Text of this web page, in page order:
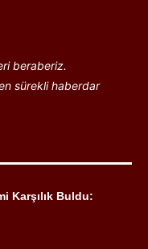
beraberiz.
sürekli haberdar
Karşılık Buldu: